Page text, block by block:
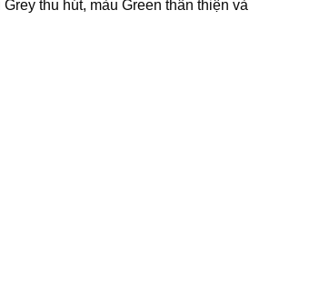
thu hút, màu Green thân thiện và